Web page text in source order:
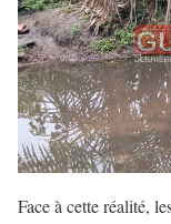
Face à cette réalité,